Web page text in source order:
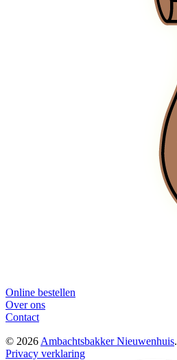
Online bestellen
Over ons
Contact
© 2026 Ambachtsbakker Nieuwenhuis.
Privacy verklaring